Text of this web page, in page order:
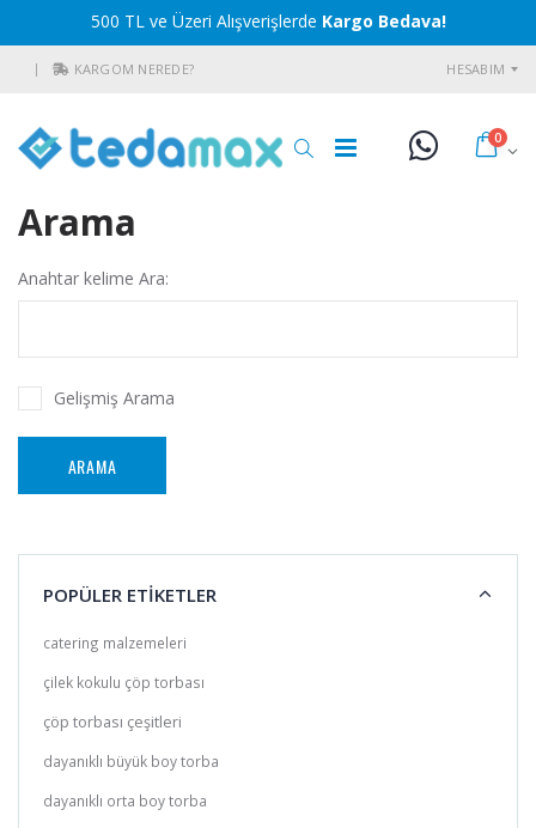
500 TL ve Üzeri Alışverişlerde Kargo Bedava!
KARGOM NEREDE? HESABIM
0
Arama
Anahtar kelime Ara:
Gelişmiş Arama
POPÜLER ETİKETLER
catering malzemeleri
çilek kokulu çöp torbası
çöp torbası çeşitleri
dayanıklı büyük boy torba
dayanıklı orta boy torba